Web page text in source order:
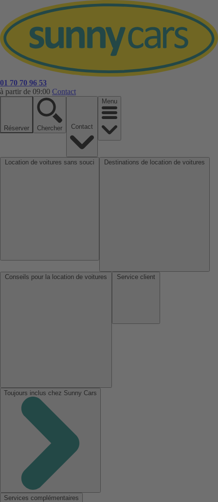
01 70 70 96 53
à partir de 09:00 Contact
Réserver Chercher
Menu
Toujours inclus chez Sunny Cars
Services complémentaires